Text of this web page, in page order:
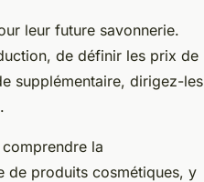
leur future savonnerie.
de définir les prix de
supplémentaire, dirigez-les
la
de produits cosmétiques, y